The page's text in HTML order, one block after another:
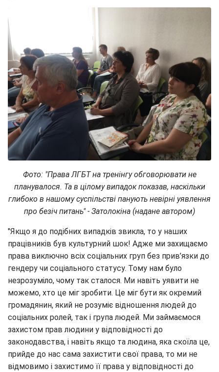
Фото: "Права ЛГБТ на тренінгу обговорювати не
планувалося. Та в цілому випадок показав, наскільки
глибоко в нашому суспільстві панують невірні уявлення
про безіч питань" - Затолокіна (надане автором)
"Якщо я до подібних випадків звикла, то у наших
працівників був культурний шок! Адже ми захищаємо
права виключно всіх соціальних груп без прив’язки до
гендеру чи соціального статусу. Тому нам було
незрозуміло, чому так сталося. Ми навіть уявити не
можемо, хто це міг зробити. Це міг бути як окремий
громадянин, який не розуміє відношення людей до
соціальних ролей, так і група людей. Ми займаємося
захистом прав людини у відповідності до
законодавства, і навіть якщо та людина, яка скоїла це,
прийде до нас сама захистити свої права, то ми не
відмовимо і захистимо її права у відповідності до